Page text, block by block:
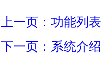
上一页：功能列表
下一页：系统介绍